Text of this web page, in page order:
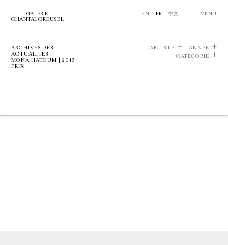
GALERIE
CHANTAL CROUSEL
EN FR 中文 MENU
ARCHIVES DES
ACTUALITÉS
MONA HATOUM | 2013 |
PRIX
ARTISTE
ANNÉE
CATÉGORIE